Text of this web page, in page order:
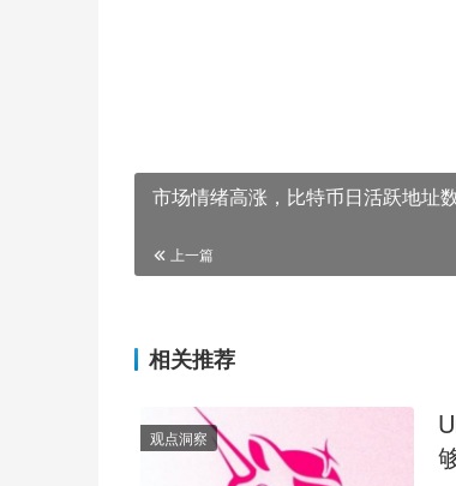
市场情绪高涨，比特币日活跃地址
上一篇
相关推荐
观点洞察